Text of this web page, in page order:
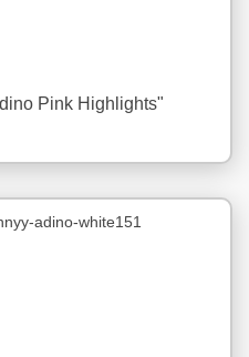
Pink Highlights"